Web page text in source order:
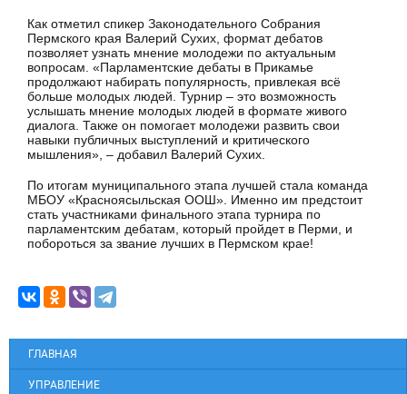
Как отметил спикер Законодательного Собрания
Пермского края Валерий Сухих, формат дебатов
позволяет узнать мнение молодежи по актуальным
вопросам. «Парламентские дебаты в Прикамье
продолжают набирать популярность, привлекая всё
больше молодых людей. Турнир – это возможность
услышать мнение молодых людей в формате живого
диалога. Также он помогает молодежи развить свои
навыки публичных выступлений и критического
мышления», – добавил Валерий Сухих.
По итогам муниципального этапа лучшей стала команда
МБОУ «Красноясыльская ООШ». Именно им предстоит
стать участниками финального этапа турнира по
парламентским дебатам, который пройдет в Перми, и
побороться за звание лучших в Пермском крае!
ГЛАВНАЯ
УПРАВЛЕНИЕ